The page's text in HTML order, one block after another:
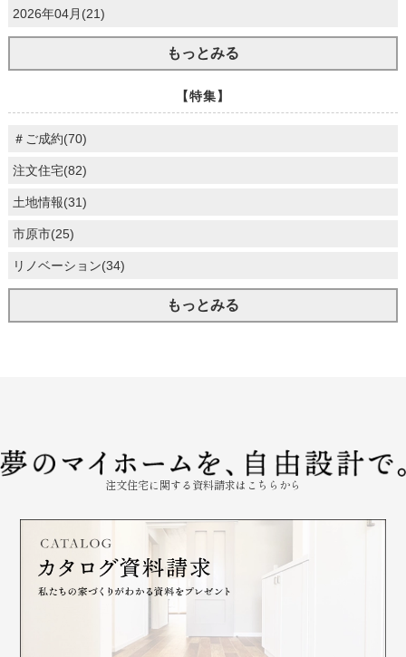
2026年04月(21)
もっとみる
【特集】
＃ご成約(70)
注文住宅(82)
土地情報(31)
市原市(25)
リノベーション(34)
もっとみる
注文住宅に関する資料請求はこちらから